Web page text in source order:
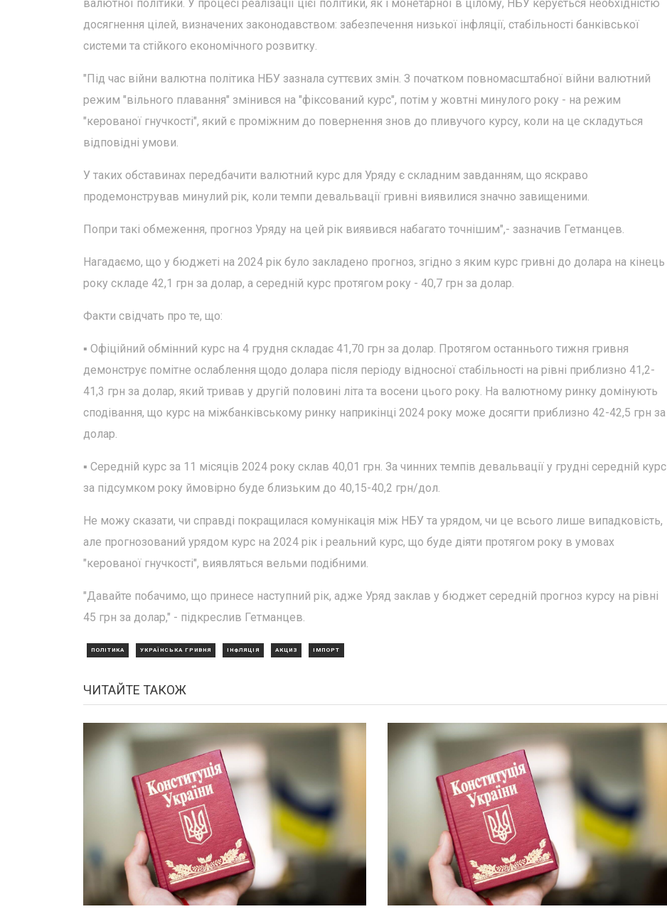
валютної політики. У процесі реалізації цієї політики, як і монетарної в цілому, НБУ керується необхідністю
досягнення цілей, визначених законодавством: забезпечення низької інфляції, стабільності банківської
системи та стійкого економічного розвитку.
"Під час війни валютна політика НБУ зазнала суттєвих змін. З початком повномасштабної війни валютний
режим "вільного плавання" змінився на "фіксований курс", потім у жовтні минулого року - на режим
"керованої гнучкості", який є проміжним до повернення знов до пливучого курсу, коли на це складуться
відповідні умови.
У таких обставинах передбачити валютний курс для Уряду є складним завданням, що яскраво
продемонстрував минулий рік, коли темпи девальвації гривні виявилися значно завищеними.
Попри такі обмеження, прогноз Уряду на цей рік виявився набагато точнішим",- зазначив Гетманцев.
Нагадаємо, що у бюджеті на 2024 рік було закладено прогноз, згідно з яким курс гривні до долара на кінець
року складе 42,1 грн за долар, а середній курс протягом року - 40,7 грн за долар.
Факти свідчать про те, що:
▪️ Офіційний обмінний курс на 4 грудня складає 41,70 грн за долар. Протягом останнього тижня гривня
демонструє помітне ослаблення щодо долара після періоду відносної стабільності на рівні приблизно 41,2-
41,3 грн за долар, який тривав у другій половині літа та восени цього року. На валютному ринку домінують
сподівання, що курс на міжбанківському ринку наприкінці 2024 року може досягти приблизно 42-42,5 грн за
долар.
▪️ Середній курс за 11 місяців 2024 року склав 40,01 грн. За чинних темпів девальвації у грудні середній курс
за підсумком року ймовірно буде близьким до 40,15-40,2 грн/дол.
Не можу сказати, чи справді покращилася комунікація між НБУ та урядом, чи це всього лише випадковість,
але прогнозований урядом курс на 2024 рік і реальний курс, що буде діяти протягом року в умовах
"керованої гнучкості", виявляться вельми подібними.
"Давайте побачимо, що принесе наступний рік, адже Уряд заклав у бюджет середній прогноз курсу на рівні
45 грн за долар," - підкреслив Гетманцев.
ПОЛІТИКА УКРАЇНСЬКА ГРИВНЯ ІНФЛЯЦІЯ АКЦИЗ ІМПОРТ
ЧИТАЙТЕ ТАКОЖ